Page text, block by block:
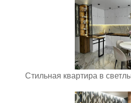
Стильная квартира в